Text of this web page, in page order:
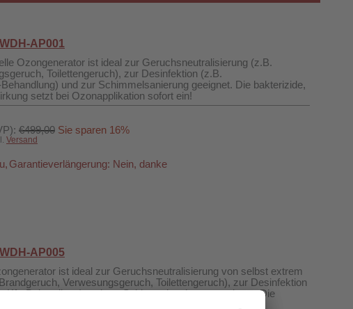
AP001
Ozongenerator ist ideal zur Geruchsneutralisierung (z.B.
Toilettengeruch), zur Desinfektion (z.B.
und zur Schimmelsanierung geeignet. Die bakterizide,
setzt bei Ozonapplikation sofort ein!
€499,00 Sie sparen 16%
Versand
Garantieverlängerung: Nein, danke
AP005
ist ideal zur Geruchsneutralisierung von selbst extrem
Verwesungsgeruch, Toilettengeruch), zur Desinfektion
Kfz-Behandlung) und zur Schimmelsanierung geeignet. Die